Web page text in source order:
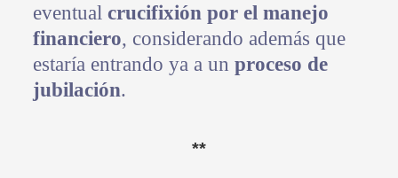
eventual crucifixión por el manejo
financiero, considerando además que
estaría entrando ya a un proceso de
jubilación.
**